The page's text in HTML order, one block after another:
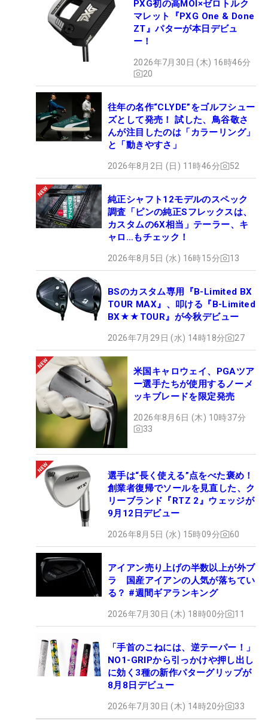
PXG初の高MOI×ゼロトルク
マレット『PXG One & Done
ZT』パターが本日デビュ
ー！
2026年7月30日 (木) 16時46分
20
往年の名作“CLYDE”をゴルフシュー
ズとして発売！ 試した、鳥谷敬さ
んが注目したのは「カラーリング」
と「動きやすさ」
2026年8月2日 (日) 11時46分 52
純正シャフト12モデルのスペック
調査「ピンの純正Sフレックスは、
カスタムの6X相当」テーラー、キ
ャロ…もチェック！
2026年8月5日 (水) 16時15分 13
BSのカスタム専用『B-Limited BX
TOUR MAX』、叩ける『B-Limited
BX★★TOUR』が今秋デビュー
2026年7月29日 (水) 14時18分 27
米国キャロウェイ、PGAツア
ー選手たちが使用するノーメ
ッキブレードを限定発売
2026年8月6日 (木) 10時37分
33
選手は“長く使える”点をべた褒め！
創業者復帰でソールを見直した、ク
リーブランド『RTZ 2』ウェッジが
9月12日デビュー
2026年8月5日 (水) 15時09分 60
アイアン売り上げの半数以上が外ブ
ラ 国産アイアンの人気が落ちてい
る？ #週間ギアランキング
2026年7月30日 (木) 18時00分 11
「手首のこねには、逆テーパー！」
NO1-GRIPから引っかけや押し出し
に効く3種の新作パターグリップが
8月8日デビュー
2026年7月30日 (木) 14時20分 33